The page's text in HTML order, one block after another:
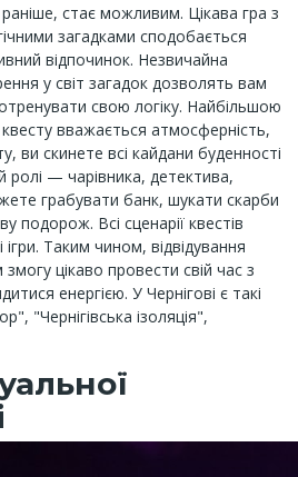
стає можливим. Цікава гра з
загадками сподобається
відпочинок. Незвичайна
у світ загадок дозволять вам
свою логіку. Найбільшою
вважається атмосферність,
ви скинете всі кайдани буденності
ролі — чарівника, детектива,
грабувати банк, шукати скарби
подорож. Всі сценарії квестів
Таким чином, відвідування
цікаво провести свій час з
енергією. У Чернігові є такі
"Чернігівська ізоляція",